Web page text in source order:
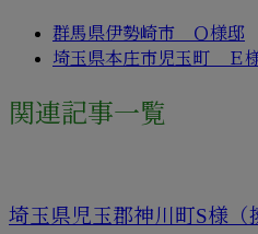
群馬県伊勢崎市 Ｏ様邸
埼玉県本庄市児玉町 Ｅ
関連記事一覧
埼玉県児玉郡神川町S様（